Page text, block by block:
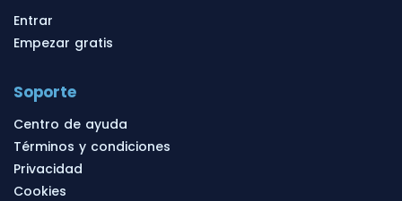
Entrar
Empezar gratis
Soporte
Centro de ayuda
Términos y condiciones
Privacidad
Cookies